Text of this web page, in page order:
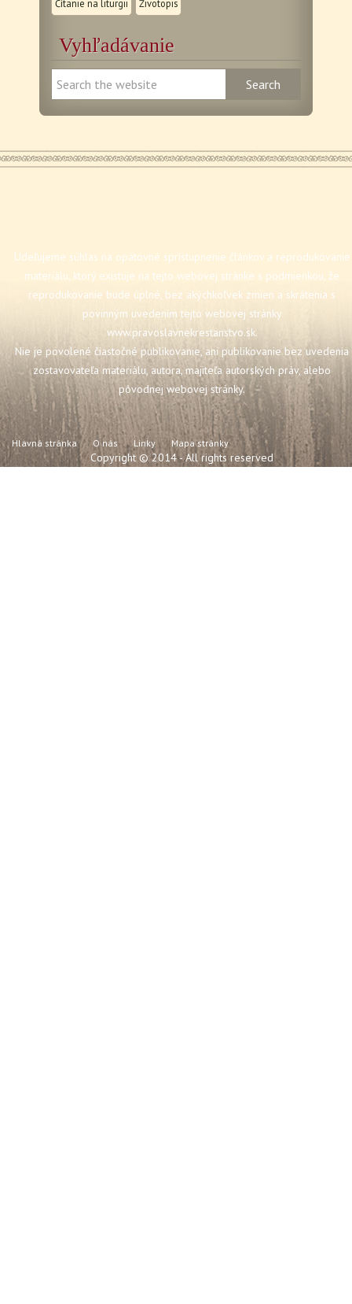
Čítanie na liturgii Životopis
Vyhľadávanie
Udeľujeme súhlas na opätovné sprístupnenie článkov a reprodukovanie
materiálu, ktorý existuje na tejto webovej stránke s podmienkou, že
reprodukovanie bude úplné, bez akýchkoľvek zmien a skrátenia s
povinným uvedením tejto webovej stránky
www.pravoslavnekrestanstvo.sk.
Nie je povolené čiastočné publikovanie, ani publikovanie bez uvedenia
zostavovateľa materiálu, autora, majiteľa autorských práv, alebo
pôvodnej webovej stránky.
Hlavná stránka O nás Linky Mapa stránky
Copyright © 2014 - All rights reserved